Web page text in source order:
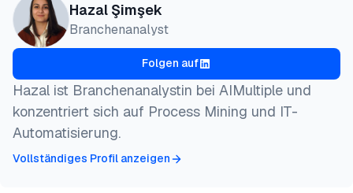
Hazal Şimşek
Branchenanalyst
Folgen auf
Hazal ist Branchenanalystin bei AIMultiple und
konzentriert sich auf Process Mining und IT-
Automatisierung.
Vollständiges Profil anzeigen